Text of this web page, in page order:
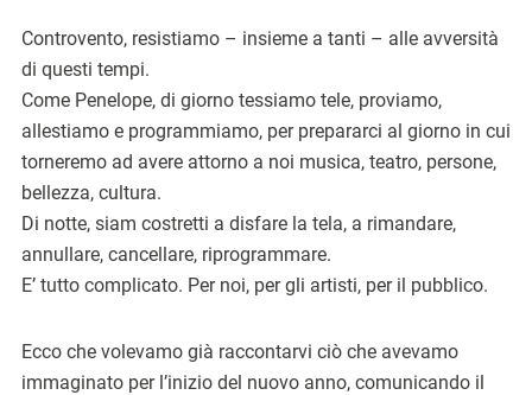
Controvento, resistiamo – insieme a tanti – alle avversità
di questi tempi.
Come Penelope, di giorno tessiamo tele, proviamo,
allestiamo e programmiamo, per prepararci al giorno in cui
torneremo ad avere attorno a noi musica, teatro, persone,
bellezza, cultura.
Di notte, siam costretti a disfare la tela, a rimandare,
annullare, cancellare, riprogrammare.
E’ tutto complicato. Per noi, per gli artisti, per il pubblico.
Ecco che volevamo già raccontarvi ciò che avevamo
immaginato per l’inizio del nuovo anno, comunicando il